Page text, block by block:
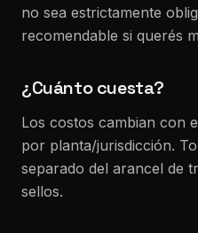
no sea estrictamente
recomendable si querés
¿Cuánto cuesta?
Los costos cambian con
por planta/jurisdicción.
separado del arancel de
sellos.